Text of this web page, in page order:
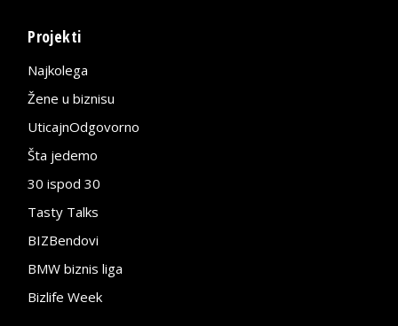
Projekti
Najkolega
Žene u biznisu
UticajnOdgovorno
Šta jedemo
30 ispod 30
Tasty Talks
BIZBendovi
BMW biznis liga
Bizlife Week